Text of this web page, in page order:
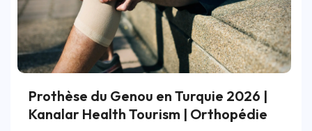
Prothèse du Genou en Turquie 2026 |
Kanalar Health Tourism | Orthopédie